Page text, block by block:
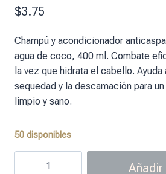
$3.75
Champú y acondicionador
agua de coco, 400 ml. Combate
la vez que hidrata el cabello.
sequedad y la descamación para
limpio y sano.
50 disponibles